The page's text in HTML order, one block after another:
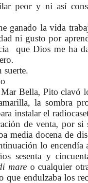
peor y ni así
ganado la vida
ni gusto por
que Dios me ha
suerte.
Bella, Pito clavó
la sombra
instalar el
de venta, por si
media docena de
lo encendía
sesenta y
mare o cualquier
que endulzaba los